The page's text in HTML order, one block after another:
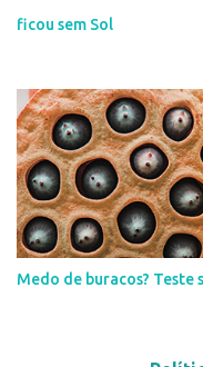
ficou sem Sol
Medo de buracos?